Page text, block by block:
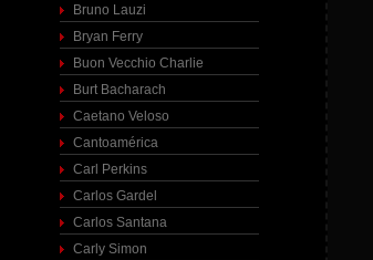
Bruno Lauzi
Bryan Ferry
Buon Vecchio Charlie
Burt Bacharach
Caetano Veloso
Cantoamérica
Carl Perkins
Carlos Gardel
Carlos Santana
Carly Simon